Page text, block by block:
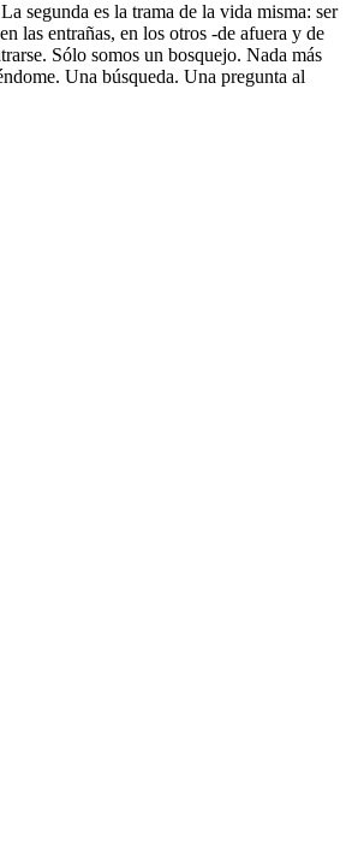
segunda es la trama de la vida misma: ser
las entrañas, en los otros -de afuera y de
Sólo somos un bosquejo. Nada más
Una búsqueda. Una pregunta al